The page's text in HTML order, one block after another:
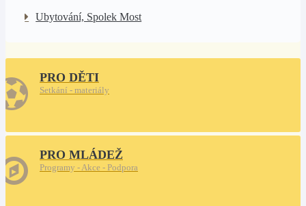
Ubytování, Spolek Most
PRO DĚTI
Setkání - materiály
PRO MLÁDEŽ
Programy - Akce - Podpora